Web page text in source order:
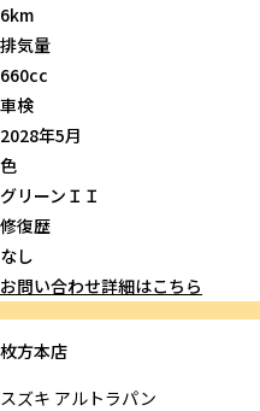
6km
排気量
660cc
車検
2028年5月
色
グリーンＩＩ
修復歴
なし
お問い合わせ詳細はこちら
枚方本店
スズキ アルトラパン